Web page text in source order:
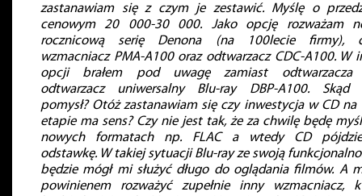
zastanawiam się z czym je zestawić. Myślę o
cenowym 20 000-30 000. Jako opcję rozważam
rocznicową serię Denona (na 100lecie firmy),
wzmacniacz PMA-A100 oraz odtwarzacz CDC-A100. W
opcji brałem pod uwagę zamiast odtwarzacza
odtwarzacz uniwersalny Blu-ray DBP-A100. Skąd
pomysł? Otóż zastanawiam się czy inwestycja w CD na
etapie ma sens? Czy nie jest tak, że za chwilę będę
nowych formatach np. FLAC a wtedy CD
odstawkę. W takiej sytuacji Blu-ray ze swoją
będzie mógł mi służyć długo do oglądania filmów. A
powinienem rozważyć zupełnie inny wzmacniacz,